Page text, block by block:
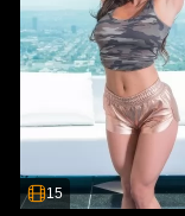
15